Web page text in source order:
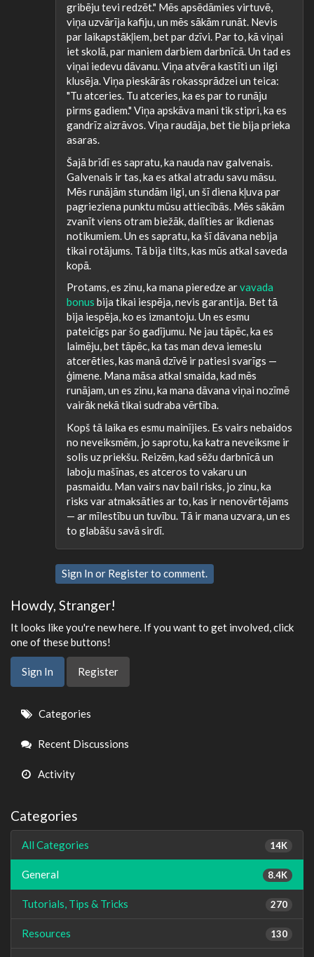
gribēju tevi redzēt." Mēs apsēdāmies virtuvē,
viņa uzvārīja kafiju, un mēs sākām runāt. Nevis
par laikapstākļiem, bet par dzīvi. Par to, kā viņai
iet skolā, par maniem darbiem darbnīcā. Un tad es
viņai iedevu dāvanu. Viņa atvēra kastīti un ilgi
klusēja. Viņa pieskārās rokassprādzei un teica:
"Tu atceries. Tu atceries, ka es par to runāju
pirms gadiem." Viņa apskāva mani tik stipri, ka es
gandrīz aizrāvos. Viņa raudāja, bet tie bija prieka
asaras.
Šajā brīdī es sapratu, ka nauda nav galvenais.
Galvenais ir tas, ka es atkal atradu savu māsu.
Mēs runājām stundām ilgi, un šī diena kļuva par
pagrieziena punktu mūsu attiecībās. Mēs sākām
zvanīt viens otram biežāk, dalīties ar ikdienas
notikumiem. Un es sapratu, ka šī dāvana nebija
tikai rotājums. Tā bija tilts, kas mūs atkal saveda
kopā.
Protams, es zinu, ka mana pieredze arvavada
bonus bija tikai iespēja, nevis garantija. Bet tā
bija iespēja, ko es izmantoju. Un es esmu
pateicīgs par šo gadījumu. Ne jau tāpēc, ka es
laimēju, bet tāpēc, ka tas man deva iemeslu
atcerēties, kas manā dzīvē ir patiesi svarīgs —
ģimene. Mana māsa atkal smaida, kad mēs
runājam, un es zinu, ka mana dāvana viņai nozīmē
vairāk nekā tikai sudraba vērtība.
Kopš tā laika es esmu mainījies. Es vairs nebaidos
no neveiksmēm, jo saprotu, ka katra neveiksme ir
solis uz priekšu. Reizēm, kad sēžu darbnīcā un
laboju mašīnas, es atceros to vakaru un
pasmaidu. Man vairs nav bail risks, jo zinu, ka
risks var atmaksāties ar to, kas ir nenovērtējams
— ar mīlestību un tuvību. Tā ir mana uzvara, un es
to glabāšu savā sirdī.
Sign In or Registerto comment.
Howdy, Stranger!
It looks like you're new here. If you want to get involved, click
one of these buttons!
Sign In Register
Quick
Links
Categories
Recent Discussions
Activity
Categories
14K
All Categories
8.4K
General
270
Tutorials, Tips & Tricks
130
Resources